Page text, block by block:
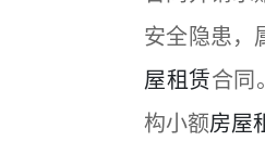
安全隐患，
屋租赁合同
构小额房屋